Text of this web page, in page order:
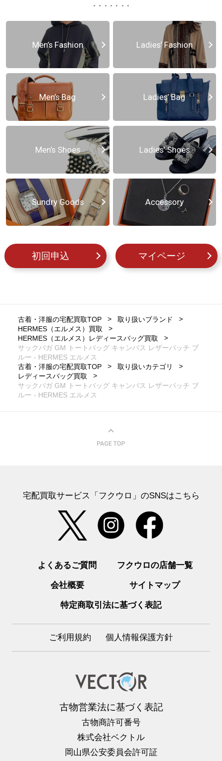
Men’s Fashion Ladies’ Fashion
Men’s Bag Ladies’ Bag
Men’s Shoes Ladies’ Shoes
Sundry Goods Accessory
初回申込 マイページ
古着・洋服の宅配買取TOP
取り扱いブランド
HERMES（エルメス）買取
HERMES（エルメス）レディースバッグ買取
サックバガ GM トートバッグ キャンバス レザーパッチ ブ
ルー - HERMES エルメス
古着・洋服の宅配買取TOP
取り扱いカテゴリ
レディースバッグ買取
サックバガ GM トートバッグ キャンバス レザーパッチ ブ
ルー - HERMES エルメス
宅配買取サービス「フクウロ」のSNSはこちら
よくあるご質問 フクウロの店舗一覧
会社概要 サイトマップ
特定商取引法に基づく表記
ご利用規約 個人情報保護方針
古物営業法に基づく表記
古物商許可番号
株式会社ベクトル
岡山県公安委員会許可証